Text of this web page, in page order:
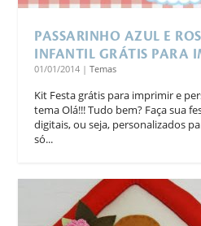
PASSARINHO AZUL E
INFANTIL GRÁTIS PARA
01/01/2014 |Temas
Kit Festa grátis para imprimir e
tema Olá!!! Tudo bem? Faça sua
digitais, ou seja, personalizados
só...